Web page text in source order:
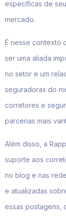
específicas de
mercado.
É nesse contexto
ser uma aliada
no setor e um
seguradoras do
corretores e
parcerias mais
Além disso, a
suporte aos
no blog e nas
e atualizadas
essas postagens,